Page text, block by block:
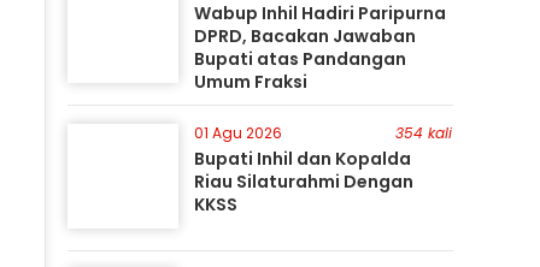
Wabup Inhil Hadiri Paripurna
DPRD, Bacakan Jawaban
Bupati atas Pandangan
Umum Fraksi
01 Agu 2026 354 kali
Bupati Inhil dan Kopalda
Riau Silaturahmi Dengan
KKSS